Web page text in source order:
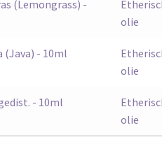
(Lemongrass) -
olie
- 10ml
olie
- 10ml
olie